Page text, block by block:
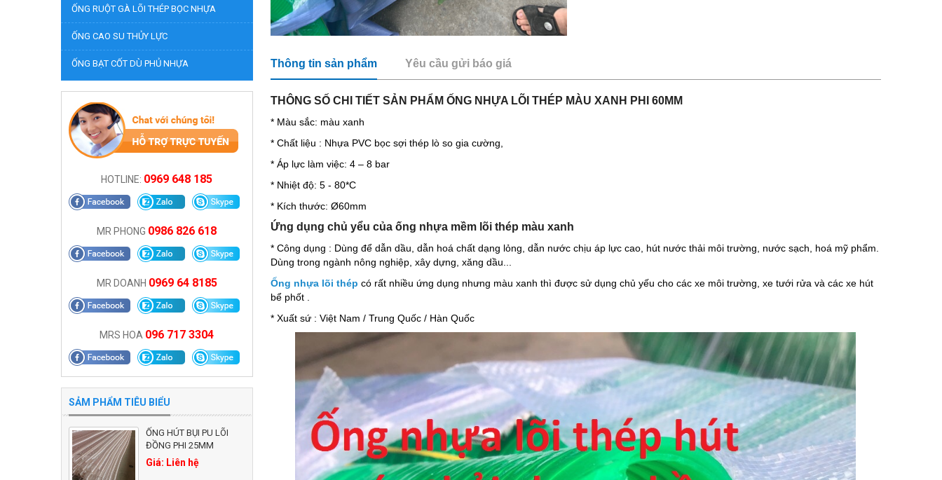
ỐNG RUỘT GÀ LÕI THÉP BỌC NHỰA
ỐNG CAO SU THỦY LỰC
ỐNG BẠT CỐT DÙ PHỦ NHỰA
HOTLINE: 0969 648 185
MR PHONG 0986 826 618
MR DOANH 0969 64 8185
MRS HOA 096 717 3304
SẢM PHẨM TIÊU BIỂU
ỐNG HÚT BỤI PU LÕI
ĐỒNG PHI 25MM
Giá: Liên hệ
Thông tin sản phẩm Yêu cầu gửi báo giá
THÔNG SỐ CHI TIẾT SẢN PHẨM ỐNG NHỰA LÕI THÉP MÀU XANH PHI 60MM
* Màu sắc: màu xanh
* Chất liệu : Nhựa PVC bọc sợi thép lò so gia cường,
* Áp lực làm việc: 4 – 8 bar
* Nhiệt độ: 5 - 80*C
* Kích thước: Ø60mm
Ứng dụng chủ yểu của ống nhựa mềm lõi thép màu xanh
* Công dụng : Dùng để dẫn dầu, dẫn hoá chất dạng lỏng, dẫn nước chịu áp lực cao, hút nước thải môi trường, nước sạch, hoá mỹ phẩm.
Dùng trong ngành nông nghiệp, xây dựng, xăng dầu...
Ống nhựa lõi thép có rất nhiều ứng dụng nhưng màu xanh thì được sử dụng chủ yếu cho các xe môi trường, xe tưới rửa và các xe hút
bể phốt .
* Xuất sứ : Việt Nam / Trung Quốc / Hàn Quốc